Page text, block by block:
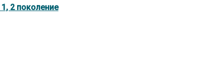
2 поколение